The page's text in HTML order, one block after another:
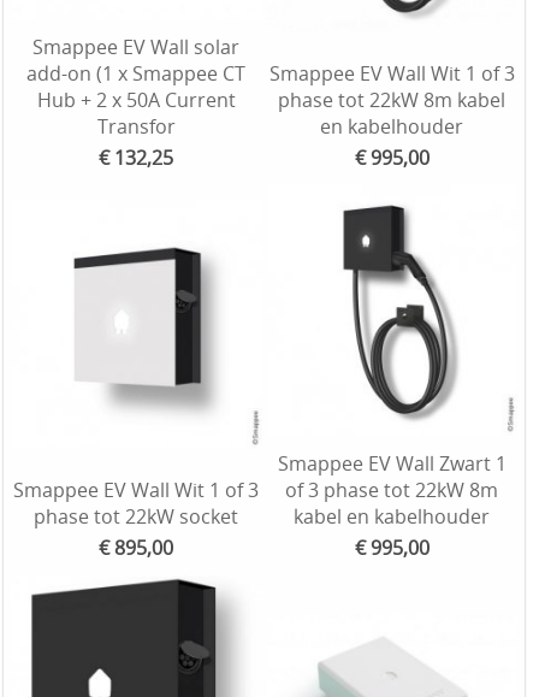
Smappee EV Wall solar
add-on (1 x Smappee CT
Hub + 2 x 50A Current
Transfor
€ 132,25
Smappee EV Wall Wit 1 of 3
phase tot 22kW 8m kabel
en kabelhouder
€ 995,00
Smappee EV Wall Wit 1 of 3
phase tot 22kW socket
€ 895,00
Smappee EV Wall Zwart 1
of 3 phase tot 22kW 8m
kabel en kabelhouder
€ 995,00